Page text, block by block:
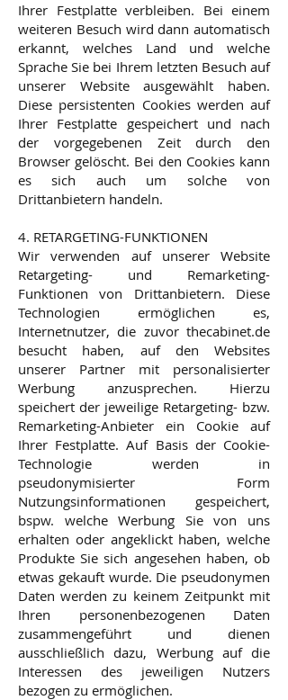
Ihrer Festplatte verbleiben. Bei einem
weiteren Besuch wird dann automatisch
erkannt, welches Land und welche
Sprache Sie bei Ihrem letzten Besuch auf
unserer Website ausgewählt haben.
Diese persistenten Cookies werden auf
Ihrer Festplatte gespeichert und nach
der vorgegebenen Zeit durch den
Browser gelöscht. Bei den Cookies kann
es sich auch um solche von
Drittanbietern handeln.
4. RETARGETING-FUNKTIONEN
Wir verwenden auf unserer Website
Retargeting- und Remarketing-
Funktionen von Drittanbietern. Diese
Technologien ermöglichen es,
Internetnutzer, die zuvor thecabinet.de
besucht haben, auf den Websites
unserer Partner mit personalisierter
Werbung anzusprechen. Hierzu
speichert der jeweilige Retargeting- bzw.
Remarketing-Anbieter ein Cookie auf
Ihrer Festplatte. Auf Basis der Cookie-
Technologie werden in
pseudonymisierter Form
Nutzungsinformationen gespeichert,
bspw. welche Werbung Sie von uns
erhalten oder angeklickt haben, welche
Produkte Sie sich angesehen haben, ob
etwas gekauft wurde. Die pseudonymen
Daten werden zu keinem Zeitpunkt mit
Ihren personenbezogenen Daten
zusammengeführt und dienen
ausschließlich dazu, Werbung auf die
Interessen des jeweiligen Nutzers
bezogen zu ermöglichen.